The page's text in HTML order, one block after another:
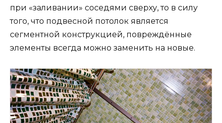
при «заливании» соседями сверху, то в силу
того, что подвесной потолок является
сегментной конструкцией, повреждённые
элементы всегда можно заменить на новые.